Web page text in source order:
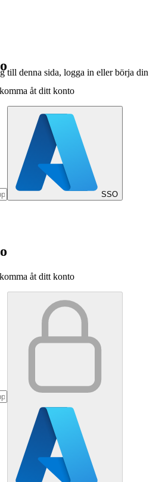
till denna sida, logga in eller börja din
åt ditt konto
SSO
åt ditt konto